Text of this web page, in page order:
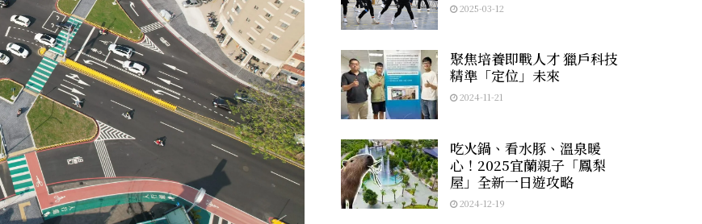
2025-03-12
聚焦培養即戰人才 獵戶科技
精準「定位」未來
2024-11-21
吃火鍋、看水豚、溫泉暖
心！2025宜蘭親子「鳳梨
屋」全新一日遊攻略
2024-12-19